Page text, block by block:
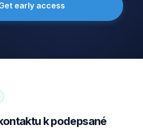
early access
k podepsané